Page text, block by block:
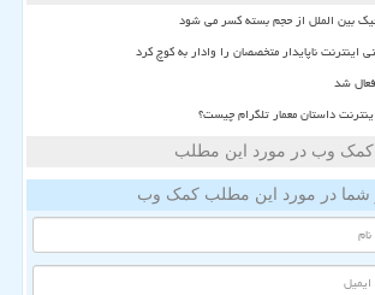
بین الملل از حجم بسته کسر می شود
اینترنت ناپایدار متخصصان را وادار به کوچ کرد
شد
داستان معمار تلگرام چیست؟
کمک وب در مورد این مطلب
شما در مورد این مطلب کمک وب